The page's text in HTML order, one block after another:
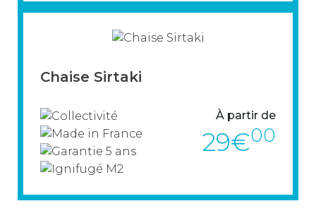
monobloc facile d'entretien et pratique
> VOIR LE PRODUIT
Chaise Sirtaki
À partir de
29€00